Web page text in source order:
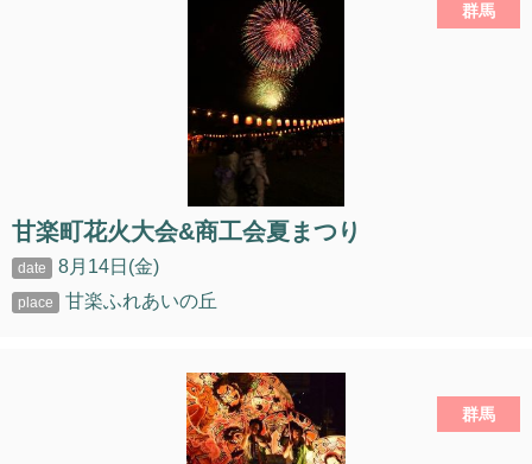
群馬
甘楽町花火大会&商工会夏まつり
8月14日(金)
甘楽ふれあいの丘
群馬